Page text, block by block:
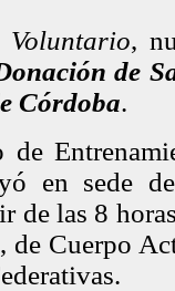
Voluntario,
de
Córdoba.
en sede
de las 8
de Cuerpo